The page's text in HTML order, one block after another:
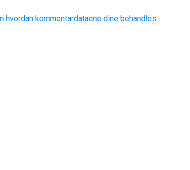
hvordan kommentardataene dine behandles.